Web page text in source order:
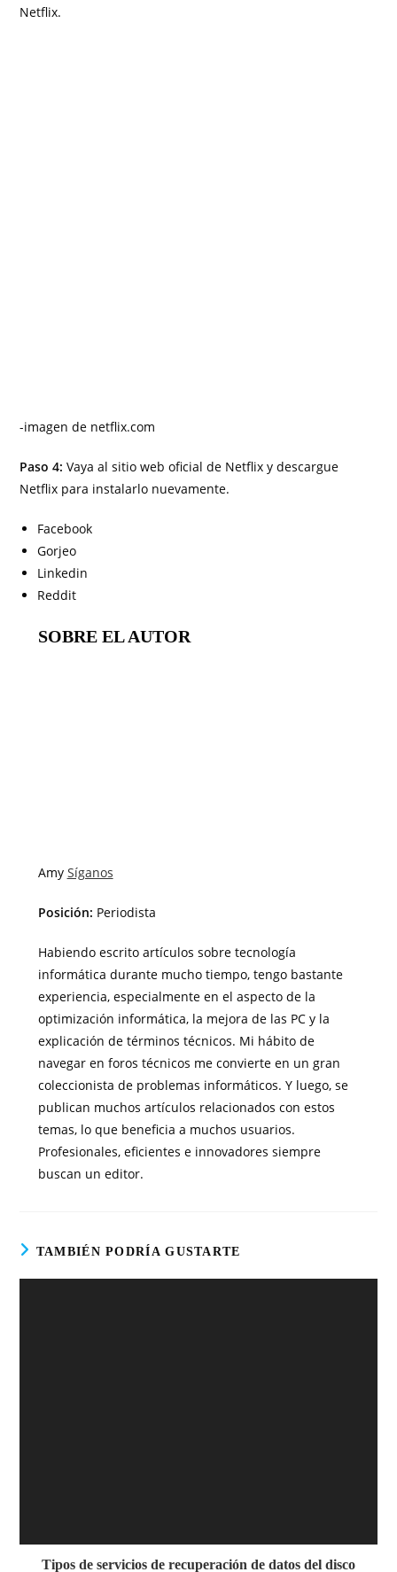
Netflix.
-imagen de netflix.com
Paso 4: Vaya al sitio web oficial de Netflix y descargue
Netflix para instalarlo nuevamente.
Facebook
Gorjeo
Linkedin
Reddit
SOBRE EL AUTOR
Amy Síganos
Posición: Periodista
Habiendo escrito artículos sobre tecnología
informática durante mucho tiempo, tengo bastante
experiencia, especialmente en el aspecto de la
optimización informática, la mejora de las PC y la
explicación de términos técnicos. Mi hábito de
navegar en foros técnicos me convierte en un gran
coleccionista de problemas informáticos. Y luego, se
publican muchos artículos relacionados con estos
temas, lo que beneficia a muchos usuarios.
Profesionales, eficientes e innovadores siempre
buscan un editor.
TAMBIÉN PODRÍA GUSTARTE
Tipos de servicios de recuperación de datos del disco